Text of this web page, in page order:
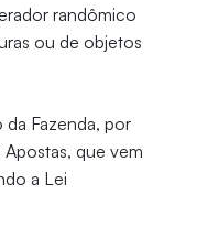
randômico
ou de objetos
Fazenda, por
que vem
a Lei